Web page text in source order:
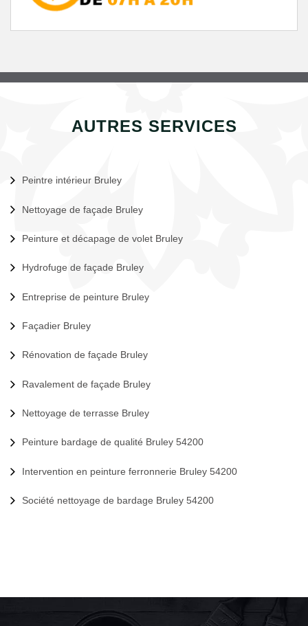
AUTRES SERVICES
Peintre intérieur Bruley
Nettoyage de façade Bruley
Peinture et décapage de volet Bruley
Hydrofuge de façade Bruley
Entreprise de peinture Bruley
Façadier Bruley
Rénovation de façade Bruley
Ravalement de façade Bruley
Nettoyage de terrasse Bruley
Peinture bardage de qualité Bruley 54200
Intervention en peinture ferronnerie Bruley 54200
Société nettoyage de bardage Bruley 54200